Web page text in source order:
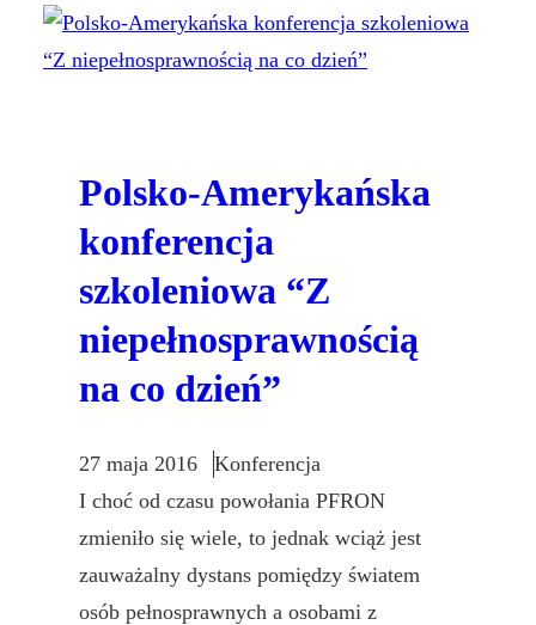
Polsko-Amerykańska
konferencja
szkoleniowa “Z
niepełnosprawnością
na co dzień”
27 maja 2016
Konferencja
I choć od czasu powołania PFRON
zmieniło się wiele, to jednak wciąż jest
zauważalny dystans pomiędzy światem
osób pełnosprawnych a osobami z